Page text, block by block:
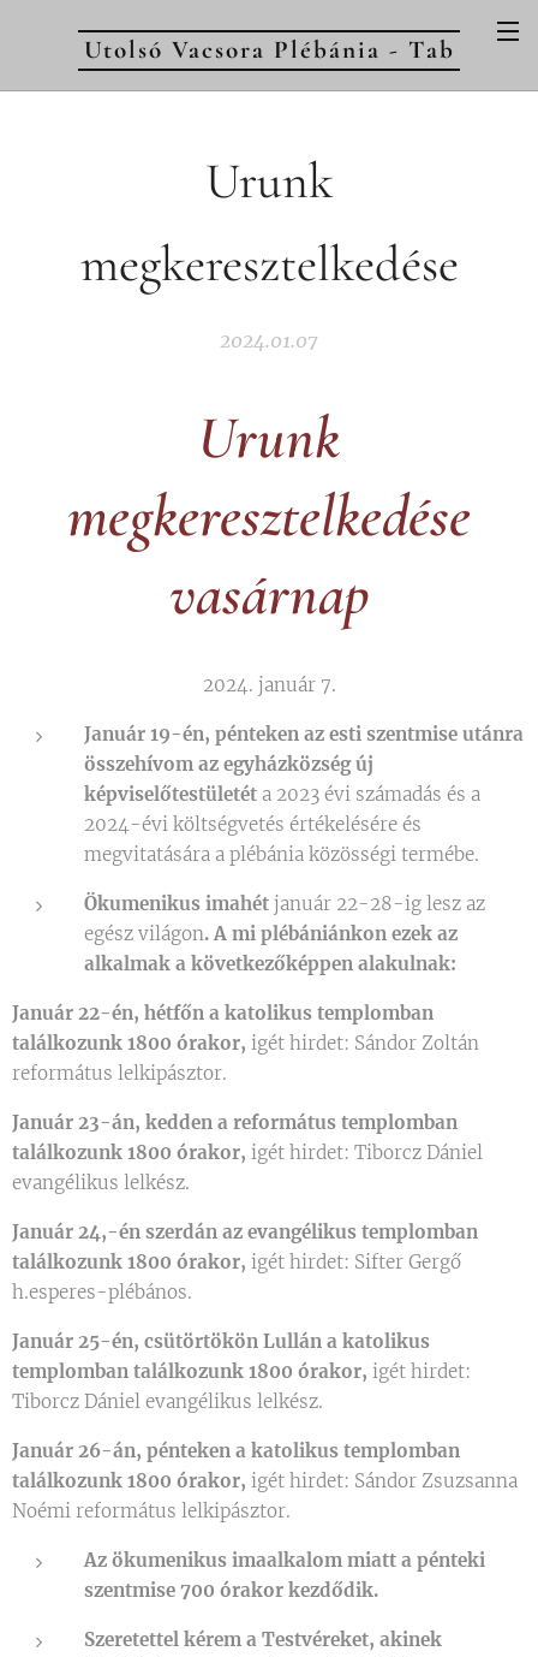
Utolsó Vacsora Plébánia - Tab
Urunk
megkeresztelkedése
2024.01.07
Urunk
megkeresztelkedése
vasárnap
2024. január 7.
Január 19-én, pénteken az esti szentmise utánra
összehívom az egyházközség új
képviselőtestületét a 2023 évi számadás és a
2024-évi költségvetés értékelésére és
megvitatására a plébánia közösségi termébe.
Ökumenikus imahét január 22-28-ig lesz az
egész világon. A mi plébániánkon ezek az
alkalmak a következőképpen alakulnak:
Január 22-én, hétfőn a katolikus templomban
találkozunk 1800 órakor, igét hirdet: Sándor Zoltán
református lelkipásztor.
Január 23-án, kedden a református templomban
találkozunk 1800 órakor, igét hirdet: Tiborcz Dániel
evangélikus lelkész.
Január 24,-én szerdán az evangélikus templomban
találkozunk 1800 órakor, igét hirdet: Sifter Gergő
h.esperes-plébános.
Január 25-én, csütörtökön Lullán a katolikus
templomban találkozunk 1800 órakor, igét hirdet:
Tiborcz Dániel evangélikus lelkész.
Január 26-án, pénteken a katolikus templomban
találkozunk 1800 órakor, igét hirdet: Sándor Zsuzsanna
Noémi református lelkipásztor.
Az ökumenikus imaalkalom miatt a pénteki
szentmise 700 órakor kezdődik.
Szeretettel kérem a Testvéreket, akinek